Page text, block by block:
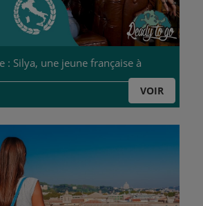
: Silya, une jeune française à
VOIR